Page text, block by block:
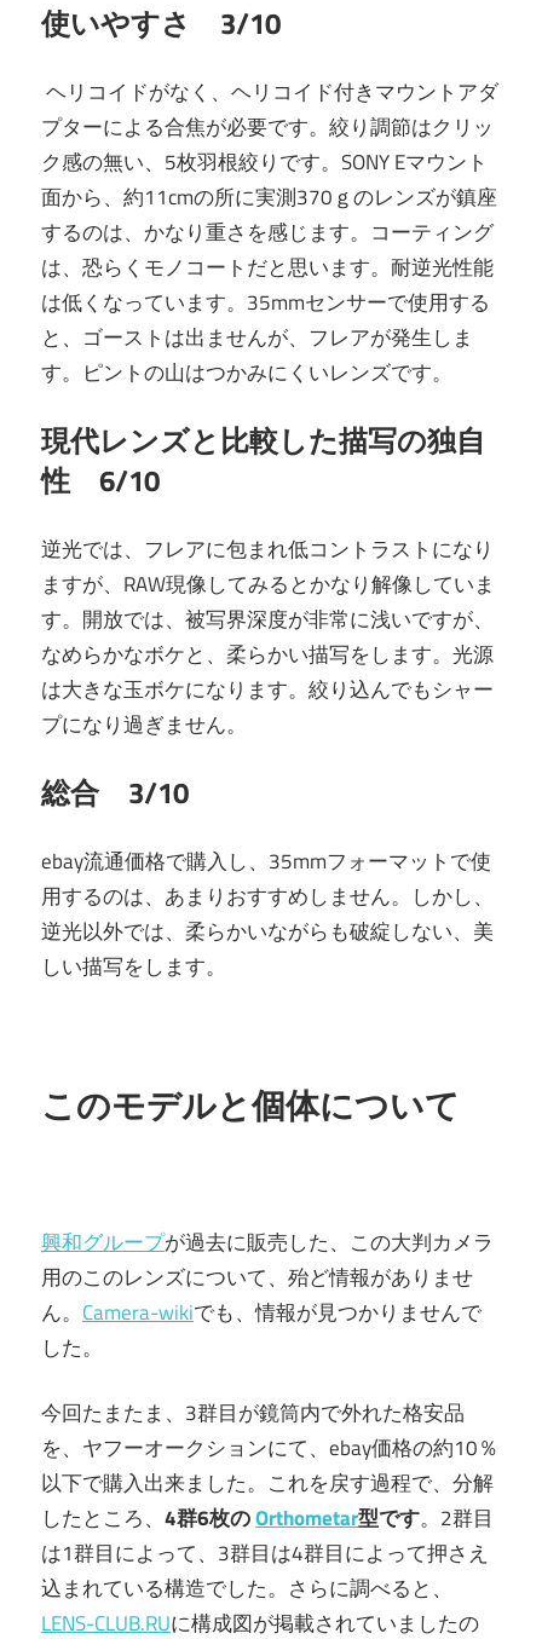
使いやすさ 3/10
ヘリコイドがなく、ヘリコイド付きマウントアダ
プターによる合焦が必要です。絞り調節はクリッ
ク感の無い、5枚羽根絞りです。 SONY Eマウント
面から、約11cmの所に実測370ｇのレンズが鎮座
するのは、かなり重さを感じます。 コーティング
は、恐らくモノコートだと思います。耐逆光性能
は低くなっています。35mmセンサーで使用する
と、ゴーストは出ませんが、フレアが発生しま
す。ピントの山はつかみにくいレンズです。
現代レンズと比較した描写の独自
性 6/10
逆光では、フレアに包まれ低コントラストになり
ますが、RAW現像してみるとかなり解像していま
す。開放では、被写界深度が非常に浅いですが、
なめらかなボケと、柔らかい描写をします。光源
は大きな玉ボケになります。絞り込んでもシャー
プになり過ぎません。
総合 3/10
ebay流通価格で購入し、35mmフォーマットで使
用するのは、あまりおすすめしません。しかし、
逆光以外では、柔らかいながらも破綻しない、美
しい描写をします。
このモデルと個体について
興和グループが過去に販売した、この大判カメラ
用のこのレンズについて、殆ど情報がありませ
ん。 Camera-wikiでも、情報が見つかりませんで
した。
今回たまたま、3群目が鏡筒内で外れた格安品
を、ヤフーオークションにて、ebay価格の約10％
以下で購入出来ました。これを戻す過程で、分解
したところ、 4群6枚のOrthometar型です。2群目
は1群目によって、3群目は4群目によって押さえ
込まれている構造でした。さらに調べると、
LENS-CLUB.RUに構成図が掲載されていましたの